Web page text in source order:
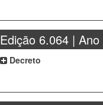
Edição 6.064 | Ano
Decreto